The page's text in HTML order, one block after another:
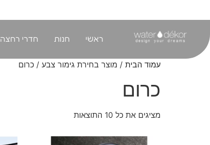
ראשי חנות חדרי רחצה
עמוד הבית / מוצר בחירת גימור צבע / כרום
כרום
מציגים את כל ⁦10⁩ התוצאות